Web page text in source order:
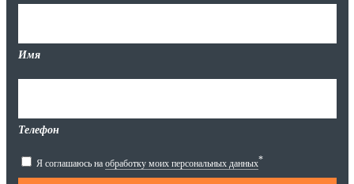
Имя
Телефон
Я соглашаюсь на обработку моих персональных данных*